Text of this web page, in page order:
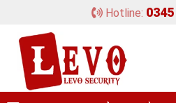
Hotline: